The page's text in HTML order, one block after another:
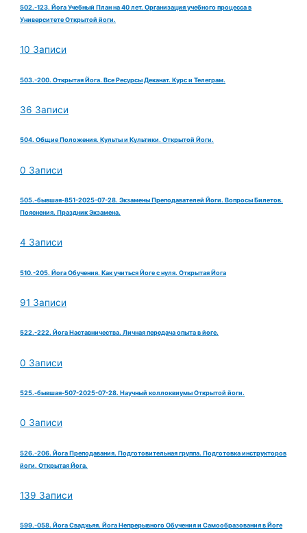
502.-123. Йога Учебный План на 40 лет. Организация учебного процесса в
Университете Открытой йоги.
10 Записи
503.-200. Открытая Йога. Все Ресурсы Деканат. Курс и Телеграм.
36 Записи
504. Общие Положения. Культы и Культики. Открытой Йоги.
0 Записи
505.-бывшая-851-2025-07-28. Экзамены Преподавателей Йоги. Вопросы Билетов.
Пояснения. Праздник Экзамена.
4 Записи
510.-205. Йога Обучения. Как учиться Йоге с нуля. Открытая Йога
91 Записи
522.-222. Йога Наставничества. Личная передача опыта в йоге.
0 Записи
525.-бывшая-507-2025-07-28. Научный коллоквиумы Открытой йоги.
0 Записи
526.-206. Йога Преподавания. Подготовительная группа. Подготовка инструкторов
йоги. Открытая Йога.
139 Записи
599.-058. Йога Свадхьяя. Йога Непрерывного Обучения и Самообразования в Йоге